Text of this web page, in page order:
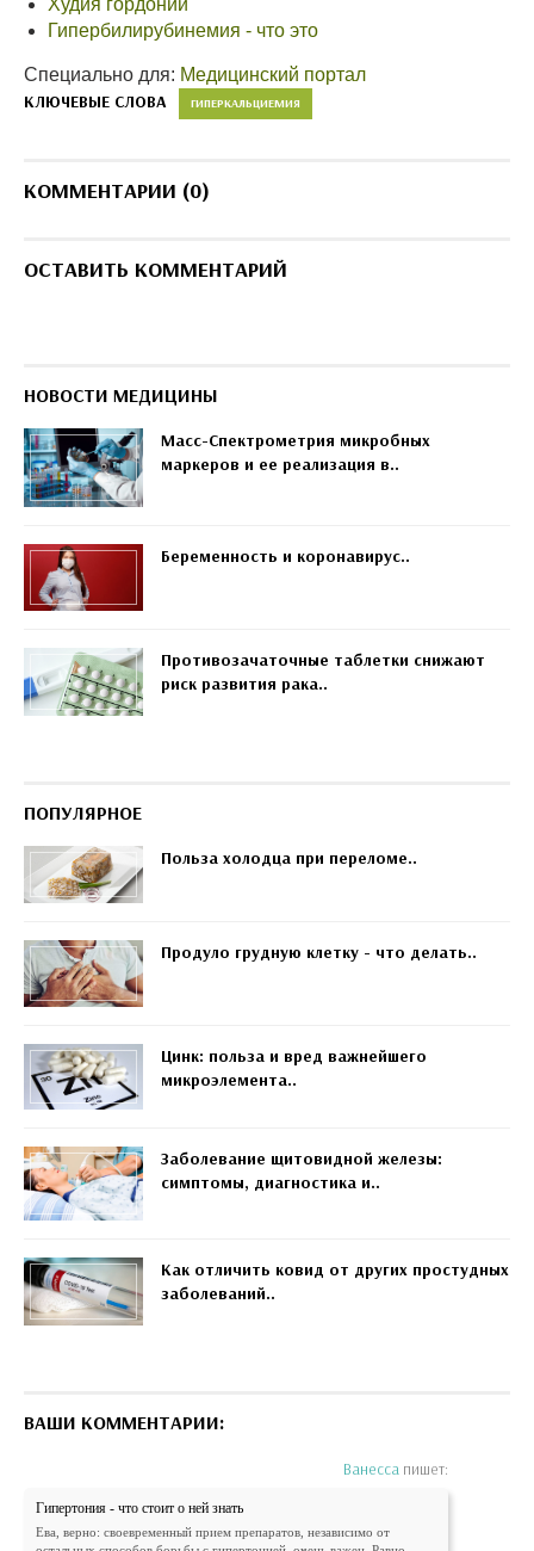
Гипербилирубинемия - что это
Специально для: Медицинский портал
КЛЮЧЕВЫЕ СЛОВА ГИПЕРКАЛЬЦИЕМИЯ
КОММЕНТАРИИ (0)
ОСТАВИТЬ КОММЕНТАРИЙ
НОВОСТИ МЕДИЦИНЫ
Масс-Спектрометрия микробных
маркеров и ее реализация в..
Беременность и коронавирус..
Противозачаточные таблетки снижают
риск развития рака..
ПОПУЛЯРНОЕ
Польза холодца при переломе..
Продуло грудную клетку - что делать..
Цинк: польза и вред важнейшего
микроэлемента..
Заболевание щитовидной железы:
симптомы, диагностика и..
Как отличить ковид от других простудных
заболеваний..
ВАШИ КОММЕНТАРИИ:
Ванесса пишет:
Гипертония - что стоит о ней знать
Ева, верно: своевременный прием препаратов, независимо от